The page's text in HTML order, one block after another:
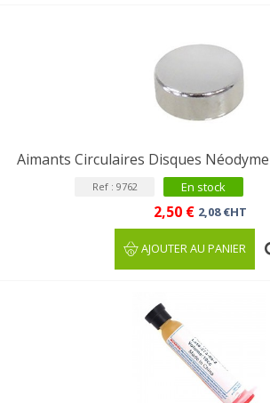
Aimants Circulaires Disques
Ref : 9762 En stock
2,50 € 2,08 €HT
AJOUTER AU PANIER